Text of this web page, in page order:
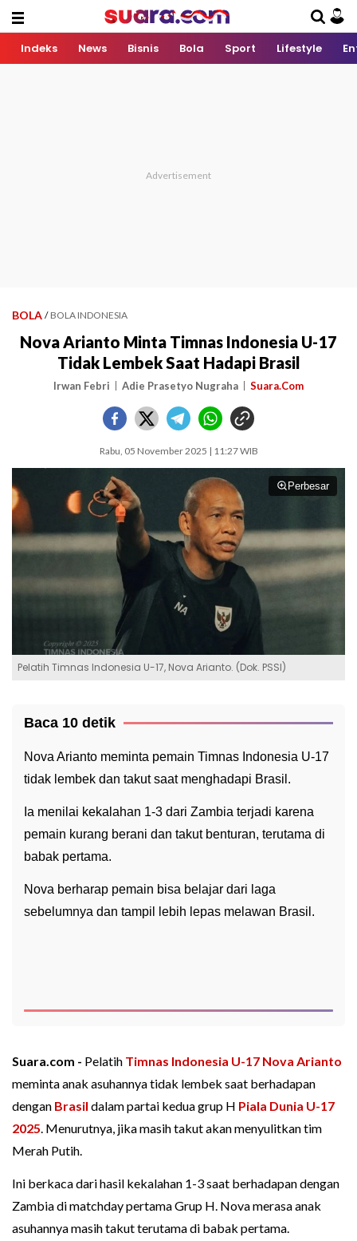
Indeks News Bisnis Bola Sport Lifestyle
BOLA / BOLA INDONESIA
Nova Arianto Minta Timnas Indonesia U-17
Tidak Lembek Saat Hadapi Brasil
Irwan Febri Adie Prasetyo Nugraha Suara.Com
Rabu, 05 November 2025 | 11:27 WIB
Perbesar
Pelatih Timnas Indonesia U-17, Nova Arianto. (Dok. PSSI)
Baca 10 detik
Nova Arianto meminta pemain Timnas Indonesia U-17
tidak lembek dan takut saat menghadapi Brasil.
Ia menilai kekalahan 1-3 dari Zambia terjadi karena
pemain kurang berani dan takut benturan, terutama di
babak pertama.
Nova berharap pemain bisa belajar dari laga
sebelumnya dan tampil lebih lepas melawan Brasil.
Suara.com - Pelatih Timnas Indonesia U-17 Nova Arianto
meminta anak asuhannya tidak lembek saat berhadapan
dengan Brasil dalam partai kedua grup H Piala Dunia U-17
2025. Menurutnya, jika masih takut akan menyulitkan tim
Merah Putih.
Ini berkaca dari hasil kekalahan 1-3 saat berhadapan dengan
Zambia di matchday pertama Grup H. Nova merasa anak
asuhannya masih takut terutama di babak pertama.